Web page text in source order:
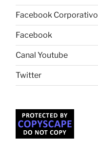
Facebook Corporativo
Facebook
Canal Youtube
Twitter